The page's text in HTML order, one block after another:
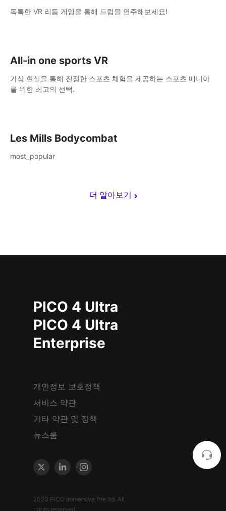
더 알아보기
독특한 VR 리듬 게임을 통해 드럼을 연주해보세요!
All-in one sports VR
가상 현실을 통해 진정한 스포츠 체험을 제공하는 스포츠 매니아
를 위한 최고의 선택.
Les Mills Bodycombat
most_popular
PICO 4 Ultra
PICO 4 Ultra
Enterprise
개인정보 보호정책
서비스 약관
기타 약관 및 정책
뉴스룸
2023 PICO Immersive Pte.ltd. All
rights reserved.